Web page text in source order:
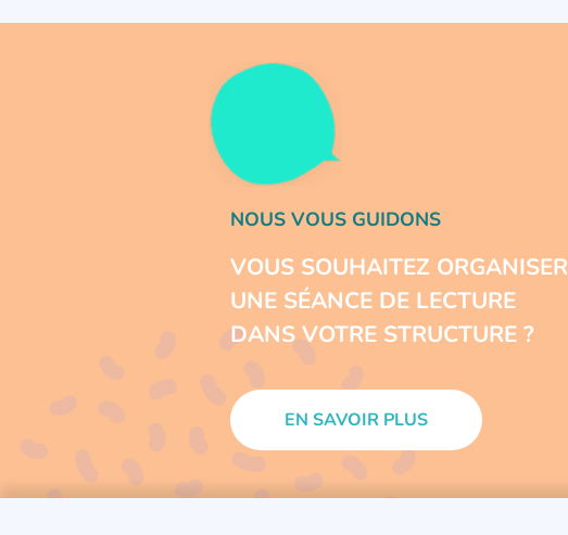
NOUS VOUS GUIDONS
VOUS SOUHAITEZ ORGANISER
UNE SÉANCE DE LECTURE
DANS VOTRE STRUCTURE ?
EN SAVOIR PLUS